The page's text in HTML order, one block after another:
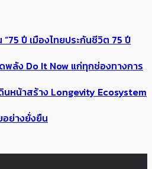
ปี เมืองไทยประกันชีวิต 75 ปี
ลัง Do It Now แก่ทุกช่องทางการ
นหน้าสร้าง Longevity Ecosystem
ย่างยั่งยืน